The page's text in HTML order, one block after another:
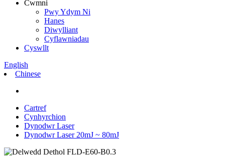
Cwmni
Pwy Ydym Ni
Hanes
Diwylliant
Cyflawniadau
Cyswllt
English
Chinese
Cartref
Cynhyrchion
Dynodwr Laser
Dynodwr Laser 20mJ ~ 80mJ